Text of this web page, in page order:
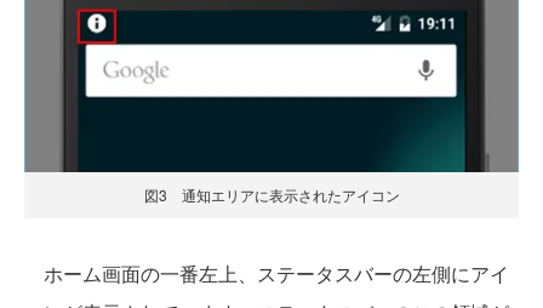
図3 通知エリアに表示されたアイコン
ホーム画面の一番左上、ステータスバーの左側にアイ